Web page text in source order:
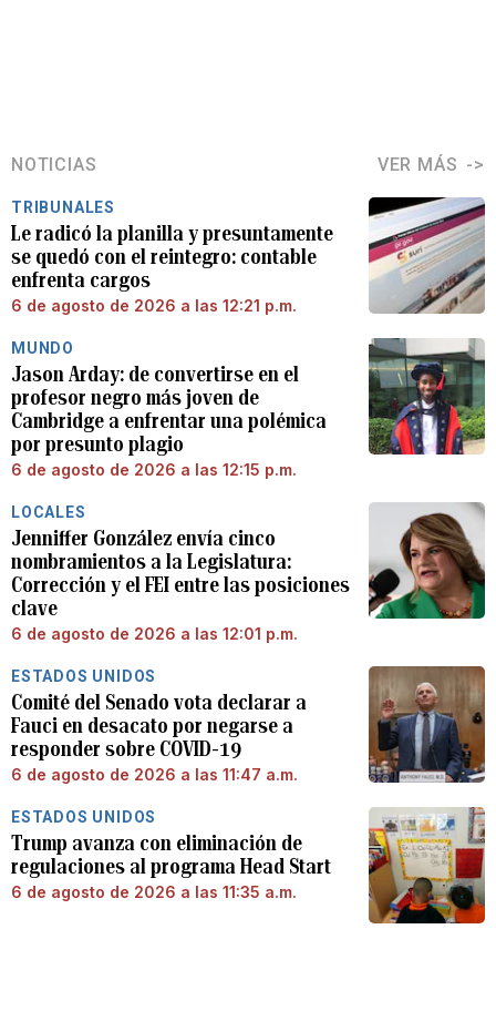
NOTICIAS VER MÁS
TRIBUNALES
Le radicó la planilla y presuntamente
se quedó con el reintegro: contable
enfrenta cargos
6 de agosto de 2026 a las 12:21 p.m.
MUNDO
Jason Arday: de convertirse en el
profesor negro más joven de
Cambridge a enfrentar una polémica
por presunto plagio
6 de agosto de 2026 a las 12:15 p.m.
LOCALES
Jenniffer González envía cinco
nombramientos a la Legislatura:
Corrección y el FEI entre las posiciones
clave
6 de agosto de 2026 a las 12:01 p.m.
ESTADOS UNIDOS
Comité del Senado vota declarar a
Fauci en desacato por negarse a
responder sobre COVID-19
6 de agosto de 2026 a las 11:47 a.m.
ESTADOS UNIDOS
Trump avanza con eliminación de
regulaciones al programa Head Start
6 de agosto de 2026 a las 11:35 a.m.